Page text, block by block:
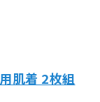
肌着 2枚組